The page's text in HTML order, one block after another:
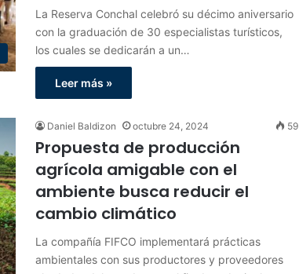
La Reserva Conchal celebró su décimo aniversario
con la graduación de 30 especialistas turísticos,
los cuales se dedicarán a un…
Leer más »
Daniel Baldizon octubre 24, 2024 59
Propuesta de producción
agrícola amigable con el
ambiente busca reducir el
cambio climático
La compañía FIFCO implementará prácticas
ambientales con sus productores y proveedores